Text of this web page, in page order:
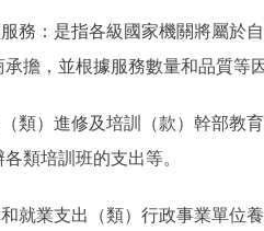
務：是指各級國家機關將屬於
擔，並根據服務數量和品質等
類）進修及培訓（款）幹部教
類培訓班的支出等。
就業支出（類）行政事業單位